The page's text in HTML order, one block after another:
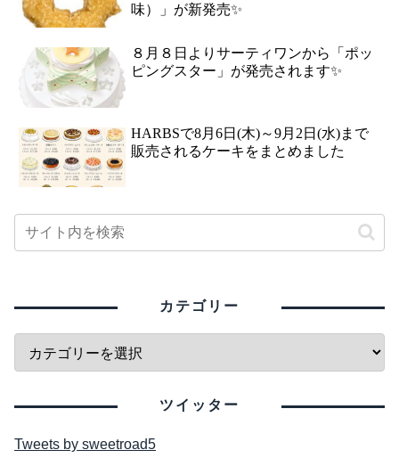
味）」が新発売✨
８月８日よりサーティワンから「ポッ
ピングスター」が発売されます✨
HARBSで8月6日(木)～9月2日(水)まで
販売されるケーキをまとめました
カテゴリー
ツイッター
Tweets by sweetroad5